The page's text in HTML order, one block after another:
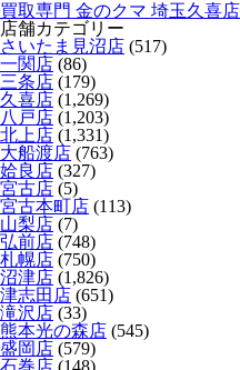
買取専門 金のクマ 埼玉久喜
店舗カテゴリー
さいたま見沼店 (517)
一関店 (86)
三条店 (179)
久喜店 (1,269)
八戸店 (1,203)
北上店 (1,331)
大船渡店 (763)
姶良店 (327)
宮古店 (5)
宮古本町店 (113)
山梨店 (7)
弘前店 (748)
札幌店 (750)
沼津店 (1,826)
津志田店 (651)
滝沢店 (33)
熊本光の森店 (545)
盛岡店 (579)
石巻店 (148)